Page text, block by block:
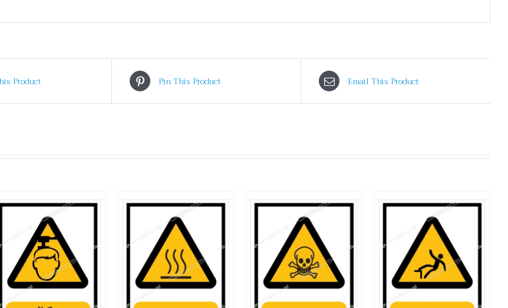
Product Pin This Product Email This Product